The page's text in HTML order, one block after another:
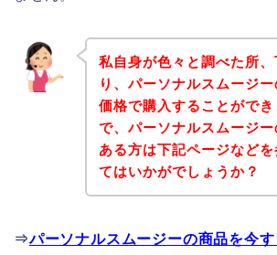
私自身が色々と調べた所、
り、パーソナルスムージ
価格で購入することがで
で、パーソナルスムージ
ある方は下記ページなど
てはいかがでしょうか？
⇒パーソナルスムージーの商品を今